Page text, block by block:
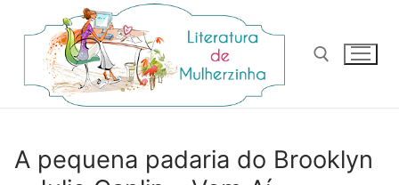
para
conteúdo
A pequena padaria do Brooklyn